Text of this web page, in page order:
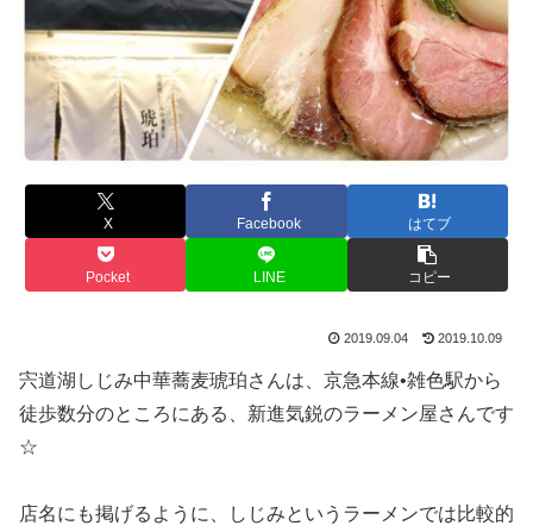
X Facebook はてブ
Pocket LINE コピー
2019.09.04 2019.10.09
宍道湖しじみ中華蕎麦琥珀さんは、京急本線•雑色駅から
徒歩数分のところにある、新進気鋭のラーメン屋さんです
☆
店名にも掲げるように、しじみというラーメンでは比較的